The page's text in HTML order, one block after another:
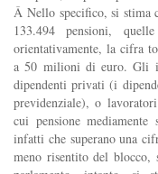
ÂNello specifico, si stima
133.494 pensioni,
orientativamente, la cifra
a 50 milioni di euro. Gli
dipendenti privati (i
previdenziale), o
cui pensione
infatti che superano una
meno risentito del